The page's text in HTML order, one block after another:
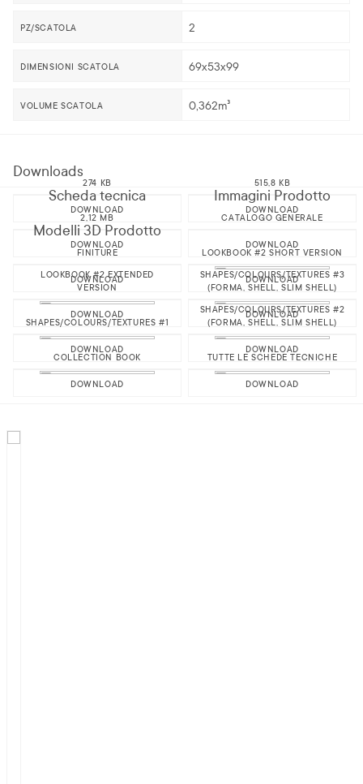
PZ/SCATOLA 2
DIMENSIONI SCATOLA 69x53x99
VOLUME SCATOLA 0,362m³
Downloads
Scheda tecnica
274 KB
DOWNLOAD
Immagini Prodotto
515,8 KB
DOWNLOAD
Modelli 3D Prodotto
2,12 MB
DOWNLOAD
CATALOGO GENERALE
DOWNLOAD
FINITURE
DOWNLOAD
LOOKBOOK #2 SHORT VERSION
DOWNLOAD
LOOKBOOK #2 EXTENDED
VERSION
DOWNLOAD
SHAPES/COLOURS/TEXTURES #3
(FORMA, SHELL, SLIM SHELL)
DOWNLOAD
SHAPES/COLOURS/TEXTURES #1
DOWNLOAD
SHAPES/COLOURS/TEXTURES #2
(FORMA, SHELL, SLIM SHELL)
DOWNLOAD
COLLECTION BOOK
DOWNLOAD
TUTTE LE SCHEDE TECNICHE
DOWNLOAD